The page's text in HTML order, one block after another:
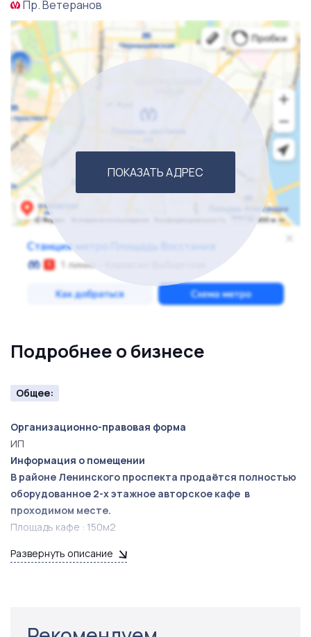
Пр. Ветеранов
ПОКАЗАТЬ АДРЕС
Подробнее о бизнесе
Общее:
Организационно-правовая форма
ИП
Информация о помещении
В районе Ленинского проспекта продаётся полностью
оборудованное 2-х этажное авторское кафе в
проходимом месте.
Площадь кафе : 150м2
Кухня: европейская, кавказская
площадке
Развернуть описание